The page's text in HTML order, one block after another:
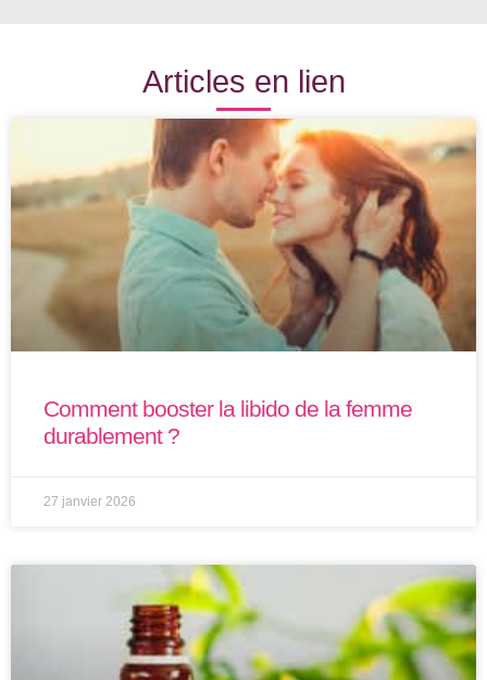
Articles en lien
Comment booster la libido de la femme
durablement ?
27 janvier 2026